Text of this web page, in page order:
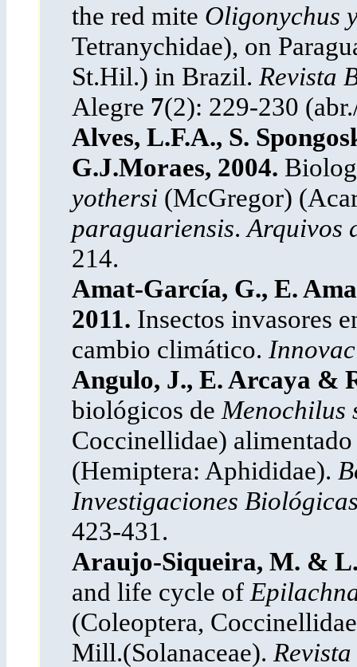
the red mite Oligonychus
Tetranychidae), on
St.Hil.) in Brazil. Revista
Alegre 7(2): 229-230
Alves, L.F.A., S.
G.J.Moraes, 2004.
yothersi (McGregor)
paraguariensis.Arquivos
214.
Amat-García, G., E.
2011. Insectos invasores
cambio climático.
Angulo, J., E. Arcaya &
biológicos de Menochilus
Coccinellidae)
(Hemiptera: Aphididae).
Investigaciones
423-431.
Araujo-Siqueira, M. &
and life cycle of
(Coleoptera,
Mill.(Solanaceae).